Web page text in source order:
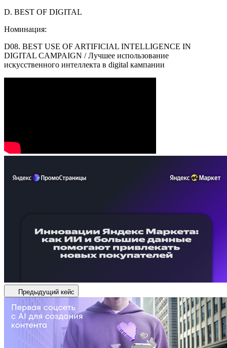
D. BEST OF DIGITAL
Номинация:
D08. BEST USE OF ARTIFICIAL INTELLIGENCE IN
DIGITAL CAMPAIGN / Лучшее использование
искусственного интеллекта в digital кампании
Предыдущий кейс